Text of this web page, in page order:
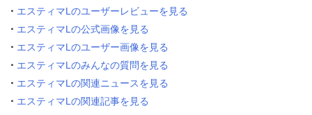
エスティマLのユーザーレビューを見る
エスティマLの公式画像を見る
エスティマLのユーザー画像を見る
エスティマLのみんなの質問を見る
エスティマLの関連ニュースを見る
エスティマLの関連記事を見る